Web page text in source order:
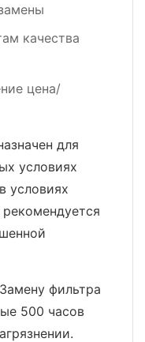
качества
цена/
для
условиях
условиях
Замену фильтра
500 часов